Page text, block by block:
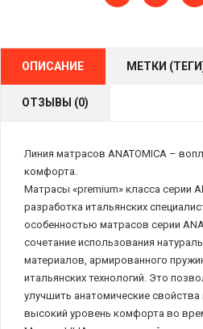
ОПИСАНИЕ МЕТКИ
ОТЗЫВЫ (0)
Линия матрасов ANATOMICA –
комфорта.
Матрасы «premium» класса серии
разработка итальянских
особенностью матрасов серии
сочетание использования
материалов, армированного
итальянских технологий. Это
улучшить анатомические
высокий уровень комфорта во